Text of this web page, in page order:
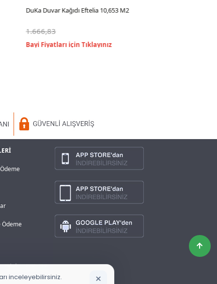
DuKa Duvar Kağıdı Eftelia 10,653 M2
1.666,83
Ödeme
inceleyebilirsiniz. ×